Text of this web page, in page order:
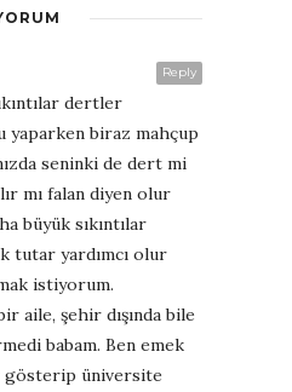
Reply
dertler
yaparken biraz mahçup
seninki de dert mi
mı falan diyen olur
büyük sıkıntılar
tutar yardımcı olur
istiyorum.
aile, şehir dışında bile
babam. Ben emek
gösterip üniversite